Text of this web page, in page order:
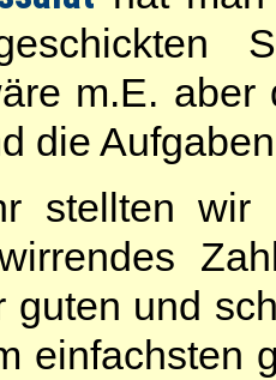
m.E.
die
stellten
guten und
einfachsten